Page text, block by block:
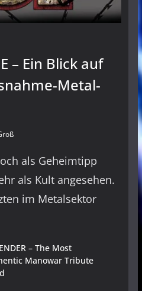
– Ein Blick auf
Metal-
als Geheimtipp
als Kult angesehen.
im Metalsektor
– The Most
Manowar Tribute